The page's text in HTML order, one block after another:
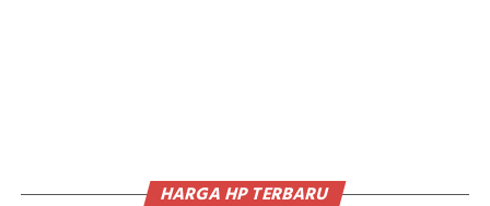
HARGA HP TERBARU